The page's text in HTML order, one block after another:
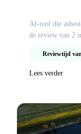
AI-tool die
de review van 2
Reviewtijd
Lees verder